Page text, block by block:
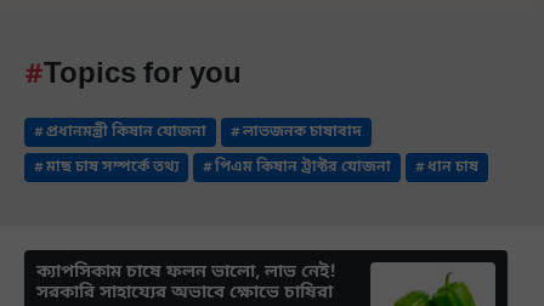
Topics for you
প্রধানমন্ত্রী কিষান যোজনা
লাভজনক চাষাবাদ
মাছ চাষ সম্পর্কে তথ্য
পিএম কিষান ট্রাক্টর যোজনা ধান চাষ
ক্যাপসিকাম চাষে ফলন ভালো, লাভ নেই!
সরকারি সাহায্যের অভাবে ক্ষোভে চাষিরা